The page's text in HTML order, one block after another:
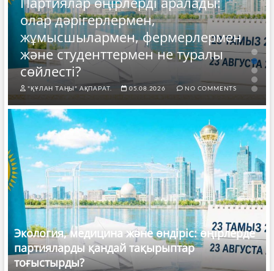
олар дәрігерлермен,
жұмысшылармен, фермерлермен
және студенттермен не туралы
сөйлесті?
"ҚҰЛАН ТАҢЫ" АҚПАРАТ. 05.08.2026 NO COMMENTS
Экология, медицина және өндіріс: өңірлерде
партияларды қандай тақырыптар
тоғыстырды?